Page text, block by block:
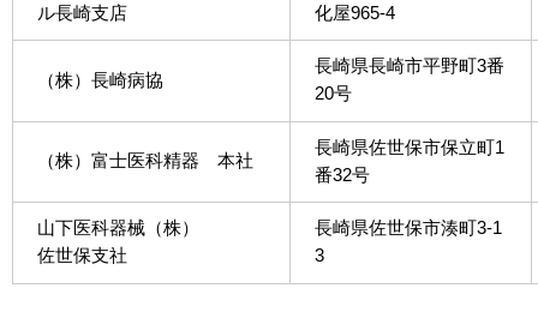
ル長崎支店
化屋965-4
（株）長崎病協
長崎県長崎市平野町3番
20号
（株）富士医科精器 本社
長崎県佐世保市保立町1
番32号
山下医科器械（株）
佐世保支社
長崎県佐世保市湊町3-1
3